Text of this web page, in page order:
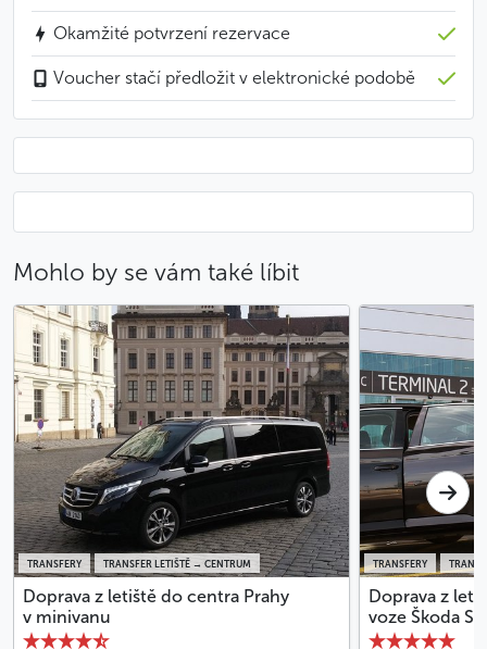
stanoveném místě.
Hodí se vědět
Transfer je možné si zarezervovat s minimálním
9hodinovým předstihem
Méně
Okamžité potvrzení rezervace
Voucher stačí předložit v elektronické podobě
Mohlo by se vám také líbit
TRANSFERY TRANSFER LETIŠTĚ → CENTRUM
Doprava z letiště do centra Prahy
v minivanu
TRANSFERY
Doprava z
voze Škoda